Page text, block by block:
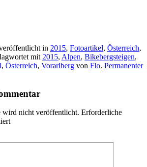
in 2015, Fotoartikel, Österreich,
mit 2015, Alpen, Bikebergsteigen,
, Österreich, Vorarlberg von Flo. Permanenter
wird nicht veröffentlicht. Erforderliche